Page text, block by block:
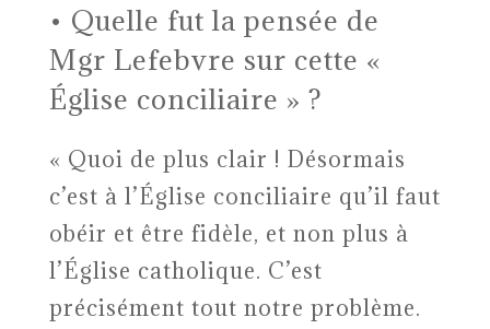
• Quelle fut la pensée de
Mgr Lefebvre sur cette «
Église conciliaire » ?
« Quoi de plus clair ! Désormais
c’est à l’Église conciliaire qu’il faut
obéir et être fidèle, et non plus à
l’Église catholique. C’est
précisément tout notre problème.